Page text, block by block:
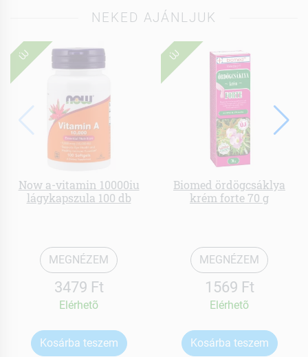
NEKED AJÁNLJUK
ÚJ
Now a-vitamin 10000iu
lágykapszula 100 db
MEGNÉZEM
3479 Ft
Elérhetõ
Kosárba teszem
ÚJ
Biomed ördögcsáklya
krém forte 70 g
MEGNÉZEM
1569 Ft
Elérhetõ
Kosárba teszem